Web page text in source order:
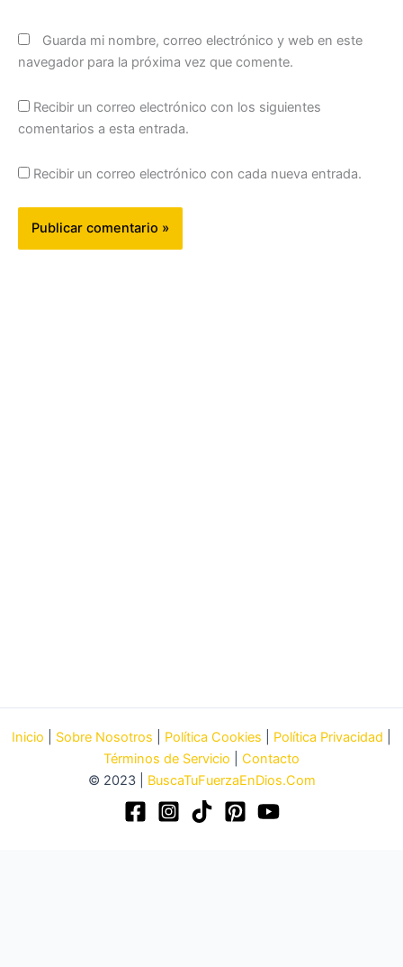
Guarda mi nombre, correo electrónico y web en este
navegador para la próxima vez que comente.
Recibir un correo electrónico con los siguientes
comentarios a esta entrada.
Recibir un correo electrónico con cada nueva entrada.
Inicio Sobre Nosotros Política Cookies Política Privacidad
Términos de Servicio
Contacto
© 2023 | BuscaTuFuerzaEnDios.Com